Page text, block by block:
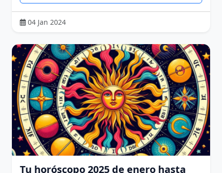
04 Jan 2024
Tu horóscopo 2025 de enero hasta